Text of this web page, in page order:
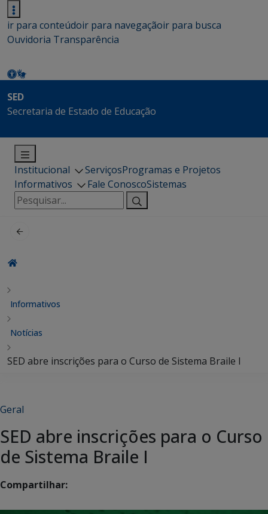
ir para conteúdoir para navegaçãoir para busca
Ouvidoria Transparência
SED
Secretaria de Estado de Educação
Institucional ServiçosProgramas e Projetos
Informativos
Fale ConoscoSistemas
Pesquisar
por:
Informativos
Notícias
SED abre inscrições para o Curso de Sistema Braile I
Geral
SED abre inscrições para o Curso
de Sistema Braile I
Compartilhar: